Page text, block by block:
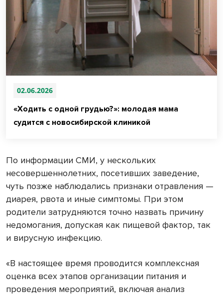
02.06.2026
«Ходить с одной грудью?»: молодая мама
судится с новосибирской клиникой
По информации СМИ, у нескольких
несовершеннолетних, посетивших заведение,
чуть позже наблюдались признаки отравления —
диарея, рвота и иные симптомы. При этом
родители затрудняются точно назвать причину
недомогания, допуская как пищевой фактор, так
и вирусную инфекцию.
«В настоящее время проводится комплексная
оценка всех этапов организации питания и
проведения мероприятий, включая анализ